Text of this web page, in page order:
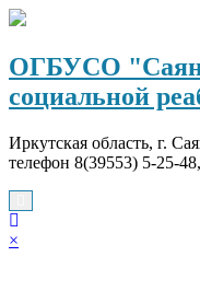
Перейти
содержимому
ОГБУСО
социальной
Иркутская область, г.
телефон 8(39553) 5-25-
×